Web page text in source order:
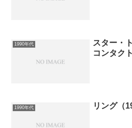
1990年代
スター・
コンタク
1990年代 リング（